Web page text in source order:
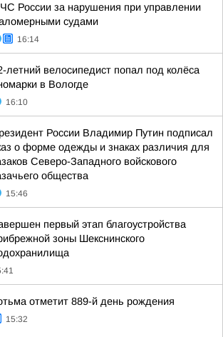
России за нарушения при управлении
судами
16:14
летний велосипедист попал под колёса
в Вологде
16:10
России Владимир Путин подписал
о форме одежды и знаках различия для
Северо-Западного войскового
общества
15:46
первый этап благоустройства
зоны Шекснинского
отметит 889-й день рождения
15:32